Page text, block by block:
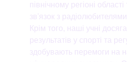
північному регіоні
зв'язок з радіолюбителями
Крім того, наші учні
результатів у спорті та
здобувають перемоги на